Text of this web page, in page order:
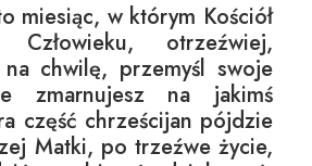
miesiąc, w którym Kościół
otrzeźwiej,
chwilę, przemyśl swoje
zmarnujesz na jakimś
część chrześcijan pójdzie
Matki, po trzeźwe życie,